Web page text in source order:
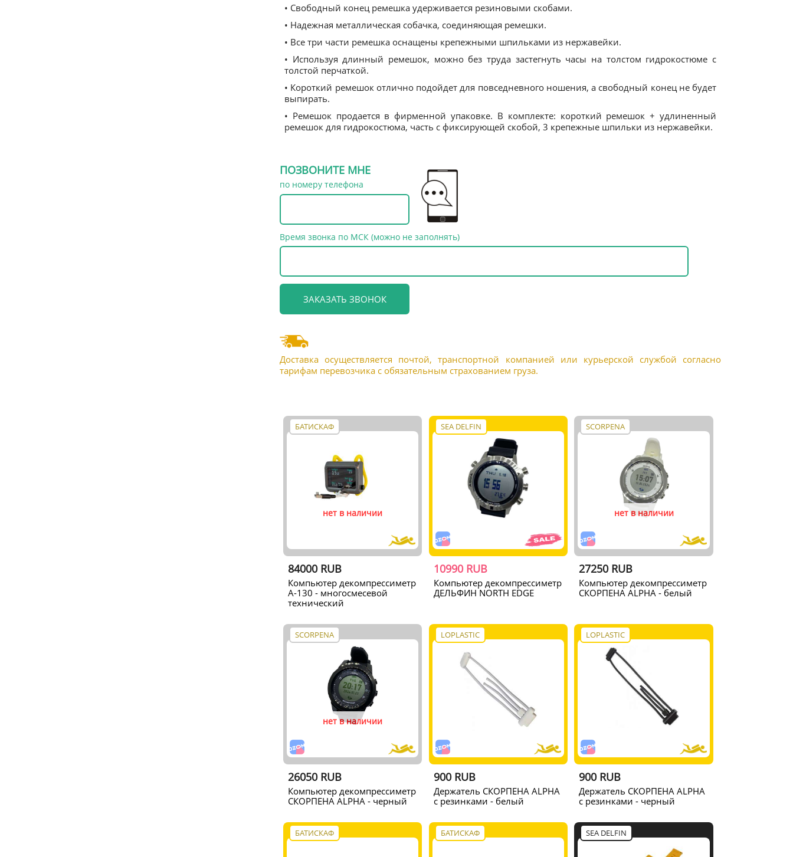
• Свободный конец ремешка удерживается резиновыми скобами.
• Надежная металлическая собачка, соединяющая ремешки.
• Все три части ремешка оснащены крепежными шпильками из нержавейки.
• Используя длинный ремешок, можно без труда застегнуть часы на толстом гидрокостюме с
толстой перчаткой.
• Короткий ремешок отлично подойдет для повседневного ношения, а свободный конец не будет
выпирать.
• Ремешок продается в фирменной упаковке. В комплекте: короткий ремешок + удлиненный
ремешок для гидрокостюма, часть с фиксирующей скобой, 3 крепежные шпильки из нержавейки.
ПОЗВОНИТЕ МНЕ
по номеру телефона
Время звонка по МСК (можно не заполнять)
Доставка осуществляется почтой, транспортной компанией или курьерской службой согласно
тарифам перевозчика с обязательным страхованием груза.
БАТИСКАФ
нет в наличии
84000 RUB
Компьютер декомпрессиметр
А-130 - многосмесевой
технический
SEA DELFIN
10990 RUB
Компьютер декомпрессиметр
ДЕЛЬФИН NORTH EDGE
SCORPENA
нет в наличии
27250 RUB
Компьютер декомпрессиметр
СКОРПЕНА ALPHA - белый
SCORPENA
нет в наличии
26050 RUB
Компьютер декомпрессиметр
СКОРПЕНА ALPHA - черный
LOPLASTIC
900 RUB
Держатель СКОРПЕНА ALPHA
с резинками - белый
LOPLASTIC
900 RUB
Держатель СКОРПЕНА ALPHA
с резинками - черный
БАТИСКАФ БАТИСКАФ SEA DELFIN